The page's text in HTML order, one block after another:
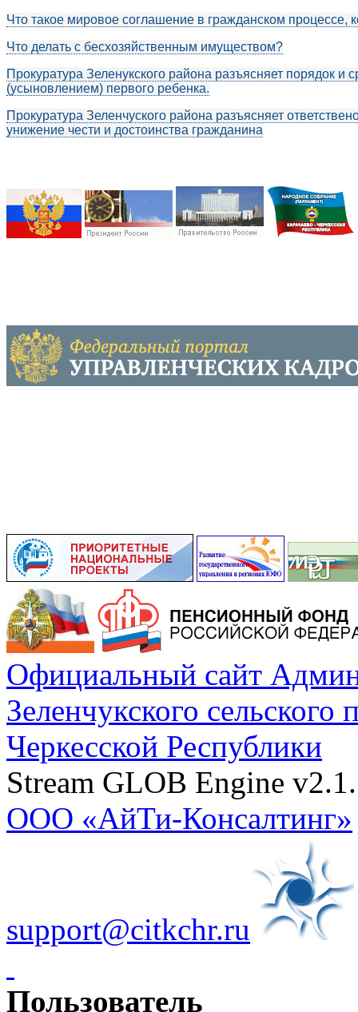
Что такое мировое соглашение в гражданском процессе,
Что делать с бесхозяйственным имуществом?
Прокуратура Зеленукского района разъясняет порядок
(усыновлением) первого ребенка.
Прокуратура Зеленчуского района разъясняет
унижение чести и достоинства гражданина
Официальный сайт
Зеленчукского сельского
Черкесской Республики
Stream GLOB Engine v2.1.
ООО «АйТи-Консалтинг»
support@citkchr.ru
Пользователь